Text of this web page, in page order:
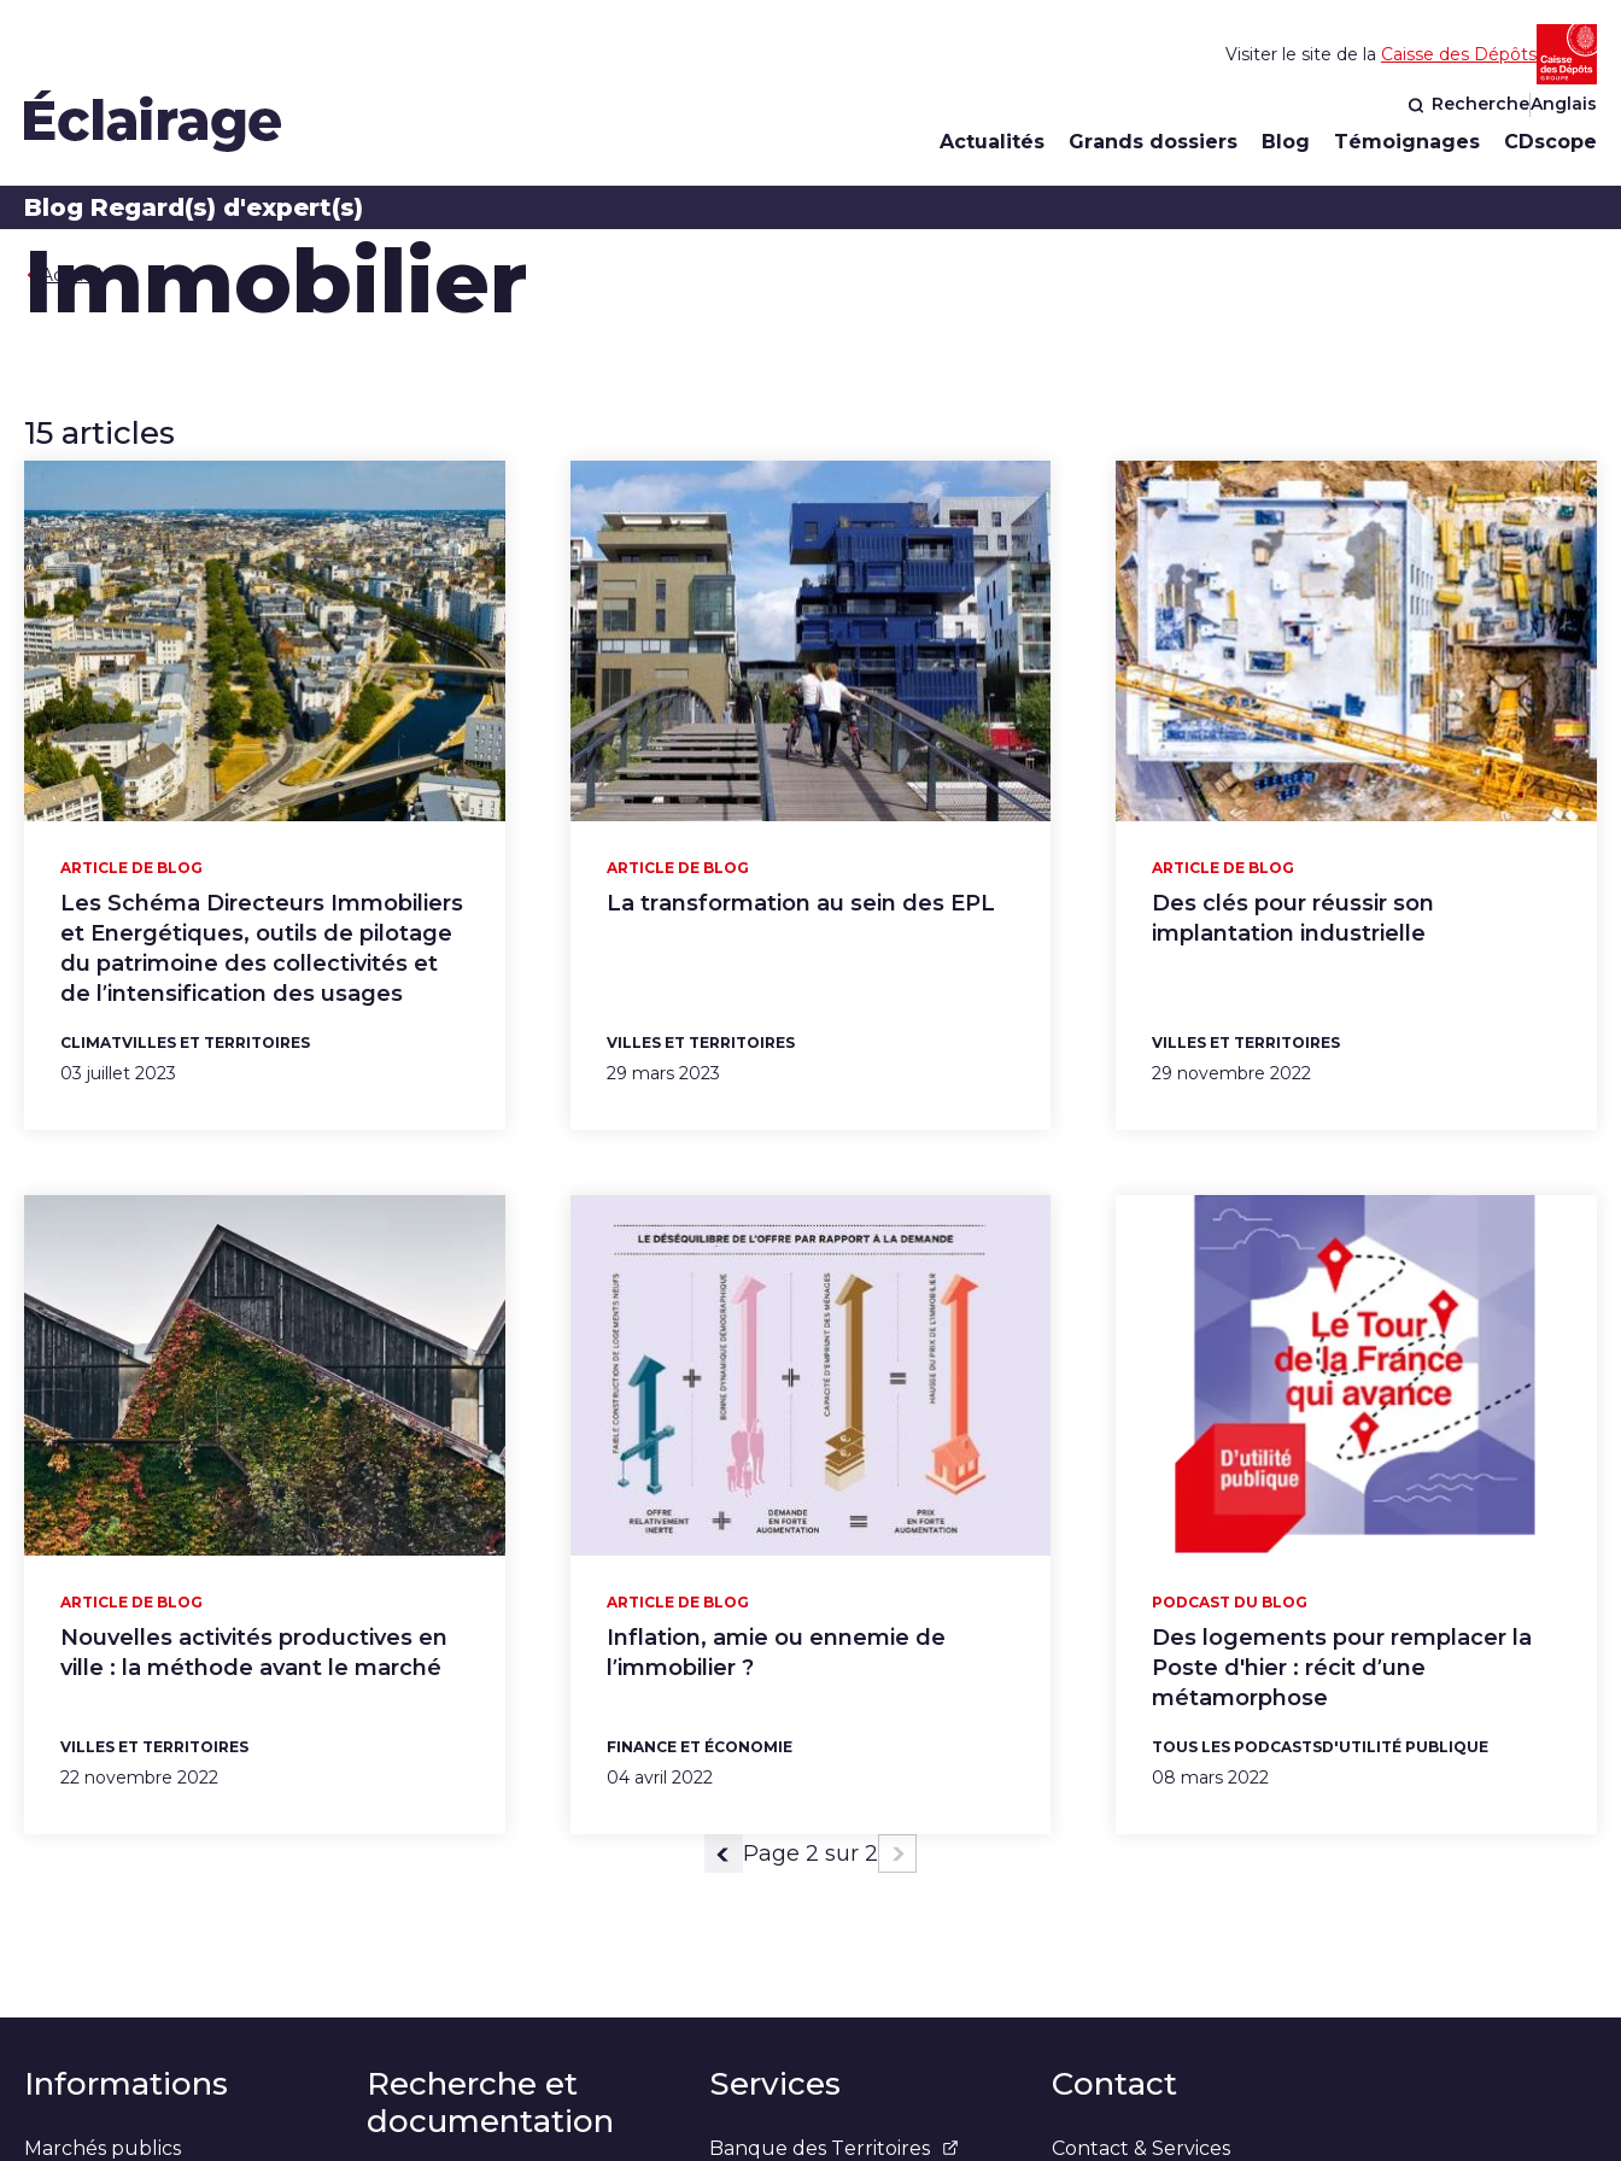
Actualités Grands dossiers Blog Témoignages CDscope
RechercheAnglais
Visiter le site de la Caisse des Dépôts
Blog Regard(s) d'expert(s)
Accueil
Immobilier
15 articles
Les Schéma Directeurs Immobiliers
et Energétiques, outils de pilotage
du patrimoine des collectivités et
de l’intensification des usages
ARTICLE DE BLOG
CLIMATVILLES ET TERRITOIRES
03 juillet 2023
La transformation au sein des EPL
ARTICLE DE BLOG
VILLES ET TERRITOIRES
29 mars 2023
Des clés pour réussir son
implantation industrielle
ARTICLE DE BLOG
VILLES ET TERRITOIRES
29 novembre 2022
Nouvelles activités productives en
ville : la méthode avant le marché
ARTICLE DE BLOG
VILLES ET TERRITOIRES
22 novembre 2022
Inflation, amie ou ennemie de
l’immobilier ?
ARTICLE DE BLOG
FINANCE ET ÉCONOMIE
04 avril 2022
Des logements pour remplacer la
Poste d'hier : récit d’une
métamorphose
PODCAST DU BLOG
TOUS LES PODCASTSD'UTILITÉ PUBLIQUE
08 mars 2022
Page précédente
Page 2 sur 2
Page suivante
Informations
Marchés publics
Recherche et
documentation
Services
Banque des Territoires
Contact
Contact & Services